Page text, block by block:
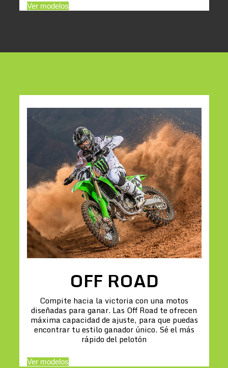
Ver modelos
OFF ROAD
Compite hacia la victoria con una motos
diseñadas para ganar. Las Off Road te ofrecen
máxima capacidad de ajuste, para que puedas
encontrar tu estilo ganador único. Sé el más
rápido del pelotón
Ver modelos